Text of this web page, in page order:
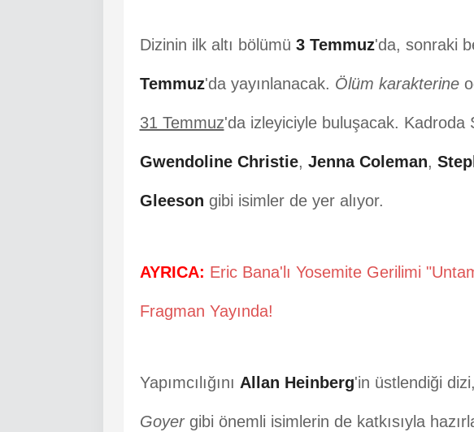
Dizinin ilk altı bölümü 3 Temmuz'da, sonraki
Temmuz'da yayınlanacak. Ölüm karakterine
31 Temmuz'da izleyiciyle buluşacak. Kadroda
Gwendoline Christie, Jenna Coleman,
Gleeson gibi isimler de yer alıyor.
AYRICA: Eric Bana'lı Yosemite Gerilimi
Fragman Yayında!
Yapımcılığını Allan Heinberg'in üstlendiği dizi,
Goyergibi önemli isimlerin de katkısıyla